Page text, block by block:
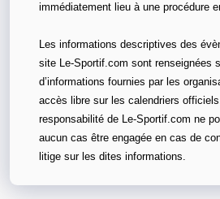
immédiatement lieu à une procédure
Les informations descriptives des
site Le-Sportif.com sont renseignées
d’informations fournies par les
accès libre sur les calendriers
responsabilité de Le-Sportif.com ne
aucun cas être engagée en cas de
litige sur les dites informations.